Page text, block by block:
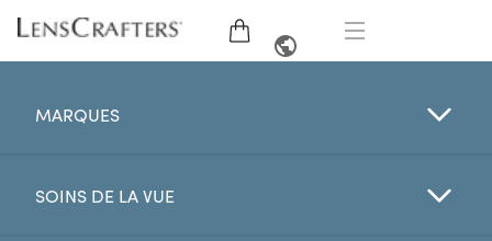
MARQUES
MARQUES
SOINS DE LA VUE